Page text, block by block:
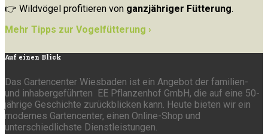
👉 Wildvögel profitieren von ganzjähriger Fütterung.
Mehr Tipps zur Vogelfütterung ›
Auf einen Blick
Das Gartencenter Wiesbaden ist ein Angebot der familien-
und inhabergeführten EE Pflanzenhof GmbH, die auf eine 50-
jährige Geschichte zurückblicken kann. Heute bieten wir ein
modernes Gartencenter, einen Online-Shop und
unterschiedlichste Dienstleistungen.